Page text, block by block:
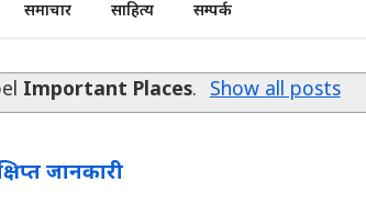
समाचार साहित्य सम्पर्क
Important Places. Show all posts
जानकारी